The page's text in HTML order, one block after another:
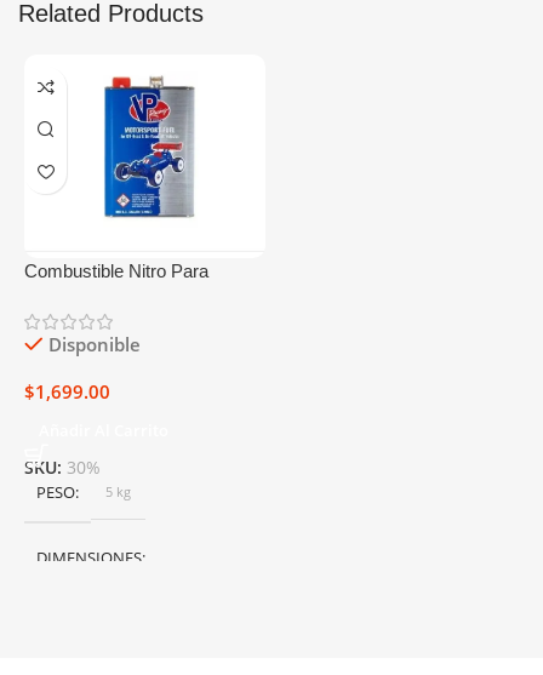
Related Products
Combustible Nitro Para
Galón
Disponible
$1,699.00
SKU: 30%
PESO 5 kg
DIMENSIONES